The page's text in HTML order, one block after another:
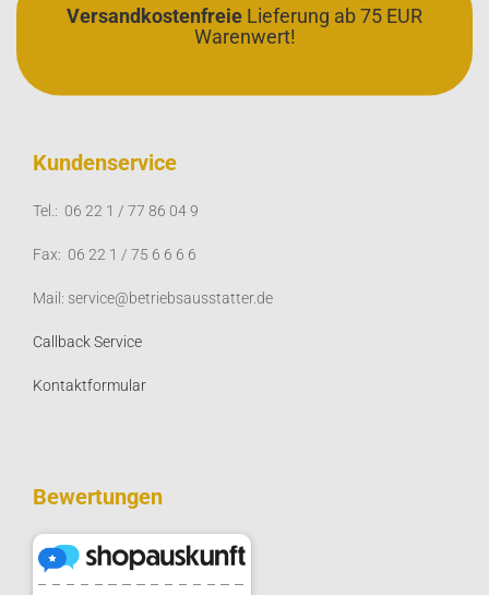
Versandkostenfreie Lieferung ab 75 EUR
Warenwert!
Kundenservice
Tel.: 06 22 1 / 77 86 04 9
Fax: 06 22 1 / 75 6 6 6 6
Mail: service@betriebsausstatter.de
Callback Service
Kontaktformular
Bewertungen